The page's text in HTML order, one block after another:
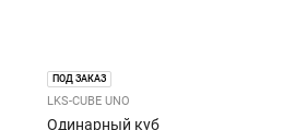
ПОД ЗАКАЗ
LKS-CUBE UNO
Одинарный куб